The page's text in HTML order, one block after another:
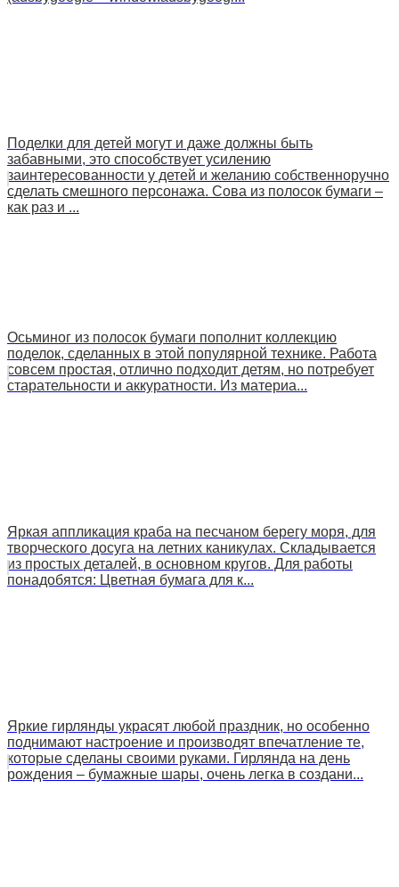
Поделки для детей могут и даже должны быть
забавными, это способствует усилению
заинтересованности у детей и желанию собственноручно
сделать смешного персонажа. Сова из полосок бумаги –
как раз и ...
Осьминог из полосок бумаги пополнит коллекцию
поделок, сделанных в этой популярной технике. Работа
совсем простая, отлично подходит детям, но потребует
старательности и аккуратности. Из материа...
Яркая аппликация краба на песчаном берегу моря, для
творческого досуга на летних каникулах. Складывается
из простых деталей, в основном кругов. Для работы
понадобятся: Цветная бумага для к...
Яркие гирлянды украсят любой праздник, но особенно
поднимают настроение и производят впечатление те,
которые сделаны своими руками. Гирлянда на день
рождения – бумажные шары, очень легка в создани...